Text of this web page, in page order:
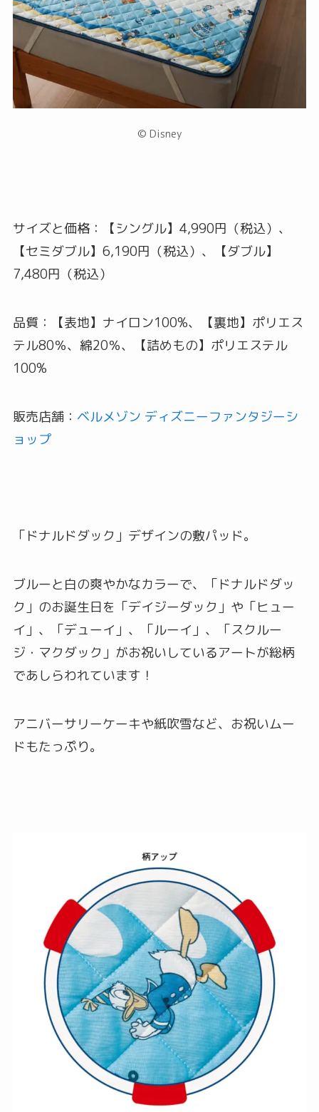
© Disney
サイズと価格：【シングル】4,990円（税込）、
【セミダブル】6,190円（税込）、【ダブル】
7,480円（税込）
品質：【表地】ナイロン100%、【裏地】ポリエス
テル80％、綿20％、【詰めもの】ポリエステル
100%
販売店舗： ベルメゾン ディズニーファンタジーシ
ョップ
「ドナルドダック」デザインの敷パッド。
ブルーと白の爽やかなカラーで、「ドナルドダッ
ク」のお誕生日を「デイジーダック」や「ヒュー
イ」、「デューイ」、「ルーイ」、「スクルー
ジ・マクダック」がお祝いしているアートが総柄
であしらわれています！
アニバーサリーケーキや紙吹雪など、お祝いムー
ドもたっぷり。